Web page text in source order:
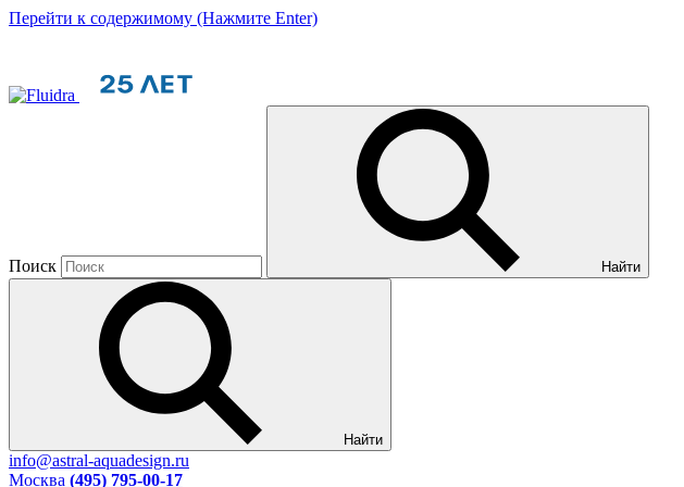
Перейти к содержимому (Нажмите Enter)
Поиск Найти
Найти
info@astral-aquadesign.ru
Москва (495) 795-00-17